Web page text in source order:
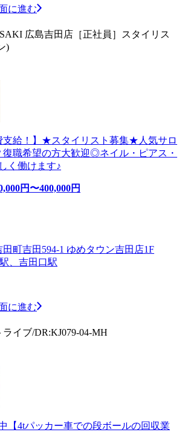
に進む
広島吉田店［正社員］スタイリス
)
支給！】★スタイリスト募集★人気サロ
復職希望の方大歓迎◎ネイル・ピアス・
く働けます♪
円〜400,000円
町吉田594-1 ゆめタウン吉田店1F
、吉田口駅
に進む
イブ/DR:KJ079-04-MH
【4tパッカー車での段ボールの回収業